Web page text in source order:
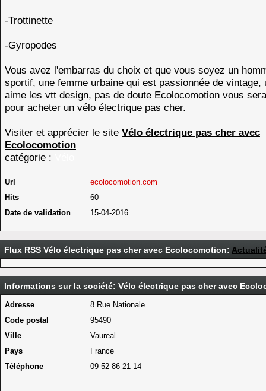
-Trottinette
-Gyropodes
Vous avez l'embarras du choix et que vous soyez un
sportif, une femme urbaine qui est passionnée de vintage,
aime les vtt design, pas de doute Ecolocomotion vous
pour acheter un vélo électrique pas cher.
Visiter et apprécier le site Vélo électrique pas cher avec
Ecolocomotion
catégorie :
Url
ecolocomotion.com
Hits
60
Date de validation
15-04-2016
Flux RSS Vélo électrique pas cher avec Ecolocomotion:
Informations sur la société: Vélo électrique pas cher avec
Adresse
8 Rue Nationale
Code postal
95490
Ville
Vaureal
Pays
France
Téléphone
09 52 86 21 14